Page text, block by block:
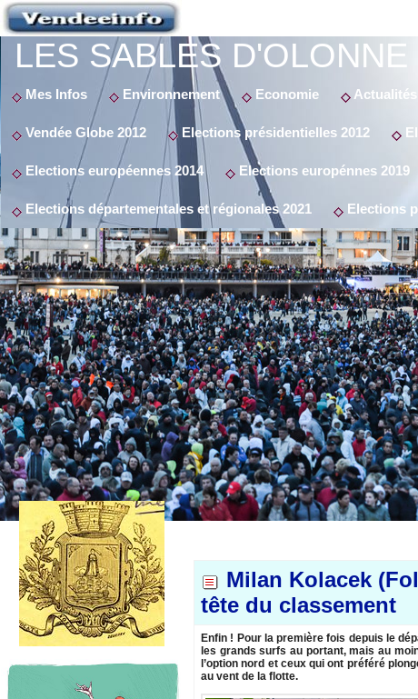
LES SABLES D'OLONNE
Mes Infos Environnement Economie Actualités
Vendée Globe 2012 Elections présidentielles 2012
Elections européennes 2014 Elections europénnes 2019
Elections départementales et régionales 2021 Elections
Milan Kolacek
tête du classement
Enfin ! Pour la première fois depuis le
les grands surfs au portant, mais au
l’option nord et ceux qui ont préféré
au vent de la flotte.